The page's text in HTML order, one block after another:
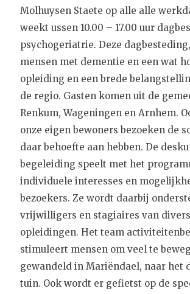
Molhuysen Staete op alle alle
weekt ussen 10.00 – 17.00 uur
psychogeriatrie. Deze
mensen met dementie en een wat
opleiding en een brede
de regio. Gasten komen uit de
Renkum, Wageningen en Arnhem.
onze eigen bewoners bezoeken de
daar behoefte aan hebben. De
begeleiding speelt met het
individuele interesses en
bezoekers. Ze wordt daarbij
vrijwilligers en stagiaires van
opleidingen. Het team
stimuleert mensen om veel te
gewandeld in Mariëndael, naar het
tuin. Ook wordt er gefietst op de